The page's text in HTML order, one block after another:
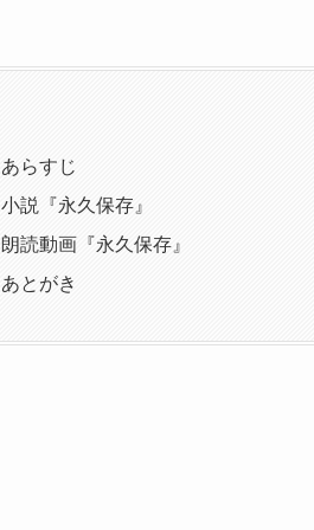
あらすじ
小説『永久保存』
朗読動画『永久保存』
あとがき